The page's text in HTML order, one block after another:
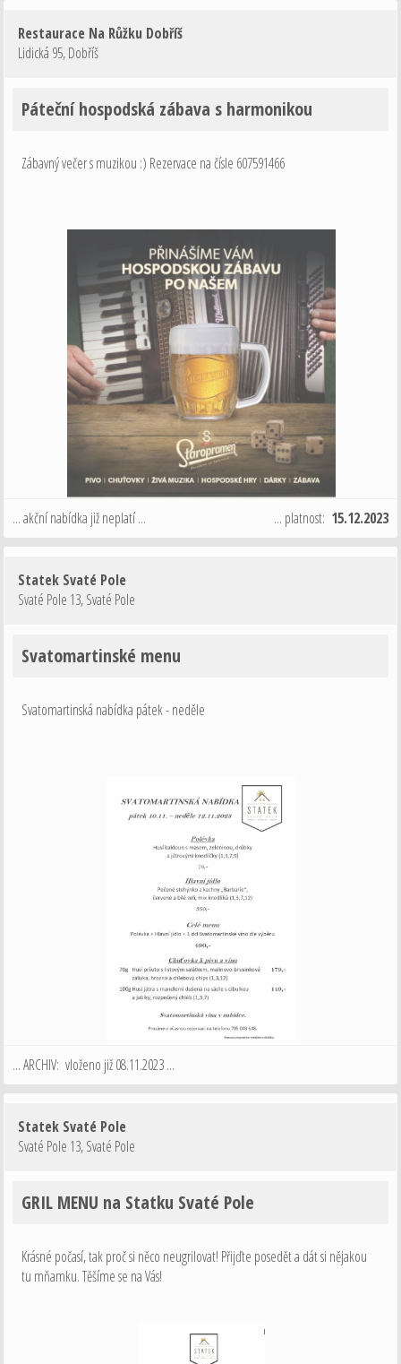
Restaurace Na Růžku Dobříš
Lidická 95,Dobříš
Páteční hospodská zábava s harmonikou
Zábavný večer s muzikou :) Rezervace na čísle 607591466
... akční nabídka již neplatí ... ... platnost: 15.12.2023
Statek Svaté Pole
Svaté Pole 13,Svaté Pole
Svatomartinské menu
Svatomartinská nabídka pátek - neděle
... ARCHIV: vloženo již 08.11.2023 ...
Statek Svaté Pole
Svaté Pole 13,Svaté Pole
GRIL MENU na Statku Svaté Pole
Krásné počasí, tak proč si něco neugrilovat! Přijďte posedět a dát si nějakou
tu mňamku. Těšíme se na Vás!